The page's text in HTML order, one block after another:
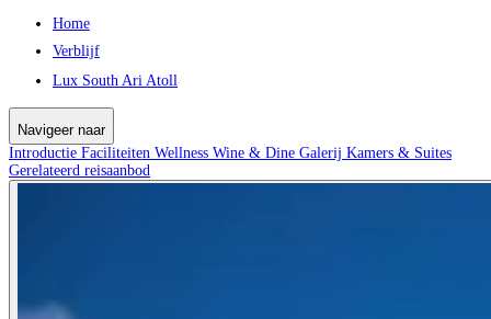
Home
Verblijf
Lux South Ari Atoll
Navigeer naar
Introductie Faciliteiten Wellness Wine & Dine Galerij Kamers & Suites
Gerelateerd reisaanbod